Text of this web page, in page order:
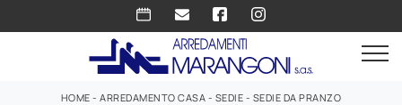
HOME -ARREDAMENTO CASA - SEDIE - SEDIE DA PRANZO